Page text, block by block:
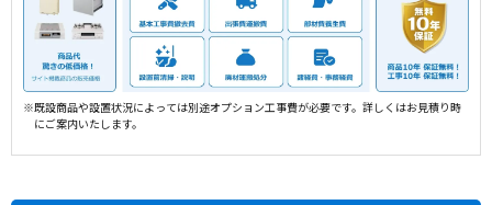
※既設商品や設置状況によっては別途オプション工事費が必要です。詳しくはお見積り時
にご案内いたします。